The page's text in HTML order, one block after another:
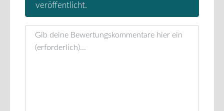
veröffentlicht.
Rezensionstext